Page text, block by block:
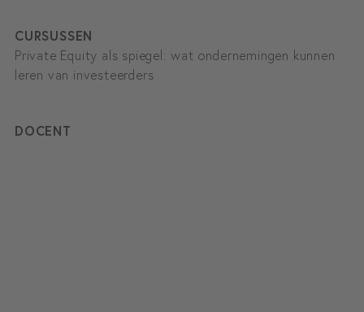
CURSUSSEN
Private Equity als spiegel: wat ondernemingen kunnen
leren van investeerders
DOCENT